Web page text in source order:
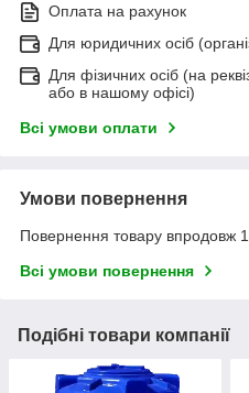
Оплата на рахунок
Для юридичних осіб
Для фізичних осіб (на
або в нашому офісі)
Всі умови оплати
Умови повернення
Повернення товару впродовж
Всі умови повернення
Подібні товари компанії